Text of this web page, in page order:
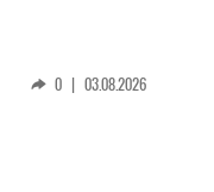
0 | 03.08.2026